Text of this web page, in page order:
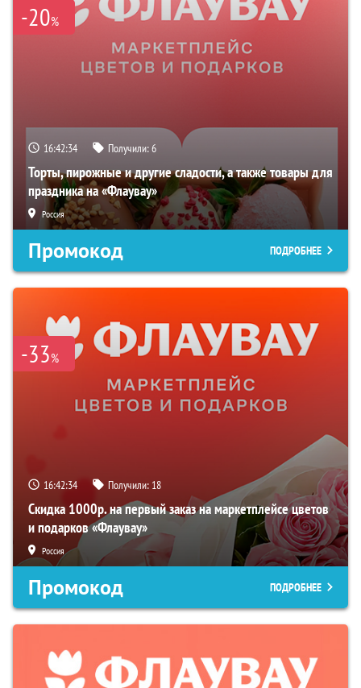
-20%
16:42:34 Получили:6
Торты, пирожные и другие сладости, а также товары для
праздника на «Флаувау»
Россия
Промокод ПОДРОБНЕЕ
-33%
16:42:34 Получили: 18
Скидка 1000р. на первый заказ на маркетплейсе цветов
и подарков «Флаувау»
Россия
Промокод ПОДРОБНЕЕ